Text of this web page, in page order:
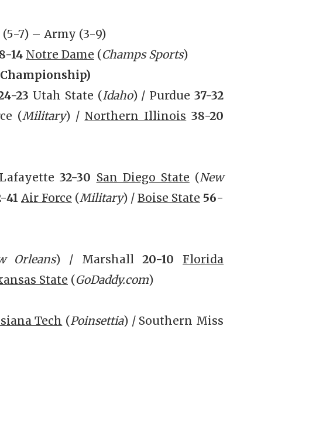
(5-7) – Army (3-9)
14 Notre Dame (Champs Sports)
23 Utah State (Idaho) / Purdue37-32
(Military) / Northern Illinois 38-20
32-30 San Diego State (New
41 Air Force (Military) / Boise State 56-
Orleans) / Marshall20-10
Florida
State (GoDaddy.com)
Tech (Poinsettia) / Southern Miss